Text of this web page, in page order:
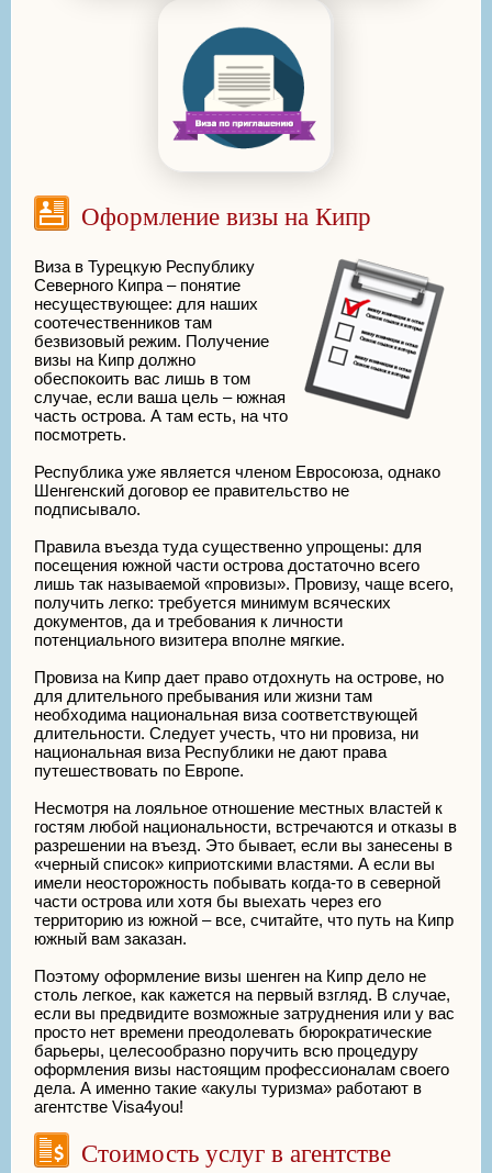
Оформление визы на Кипр
Виза в Турецкую Республику
Северного Кипра – понятие
несуществующее: для наших
соотечественников там
безвизовый режим. Получение
визы на Кипр должно
обеспокоить вас лишь в том
случае, если ваша цель – южная
часть острова. А там есть, на что
посмотреть.
Республика уже является членом Евросоюза, однако
Шенгенский договор ее правительство не
подписывало.
Правила въезда туда существенно упрощены: для
посещения южной части острова достаточно всего
лишь так называемой «провизы». Провизу, чаще всего,
получить легко: требуется минимум всяческих
документов, да и требования к личности
потенциального визитера вполне мягкие.
Провиза на Кипр дает право отдохнуть на острове, но
для длительного пребывания или жизни там
необходима национальная виза соответствующей
длительности. Следует учесть, что ни провиза, ни
национальная виза Республики не дают права
путешествовать по Европе.
Несмотря на лояльное отношение местных властей к
гостям любой национальности, встречаются и отказы в
разрешении на въезд. Это бывает, если вы занесены в
«черный список» киприотскими властями. А если вы
имели неосторожность побывать когда-то в северной
части острова или хотя бы выехать через его
территорию из южной – все, считайте, что путь на Кипр
южный вам заказан.
Поэтому оформление визы шенген на Кипр дело не
столь легкое, как кажется на первый взгляд. В случае,
если вы предвидите возможные затруднения или у вас
просто нет времени преодолевать бюрократические
барьеры, целесообразно поручить всю процедуру
оформления визы настоящим профессионалам своего
дела. А именно такие «акулы туризма» работают в
агентстве Visa4you!
Стоимость услуг в агентстве